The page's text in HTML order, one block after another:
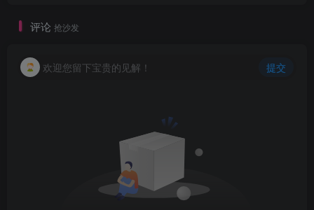
评论 抢沙发
欢迎您留下宝贵的见解！ 提交